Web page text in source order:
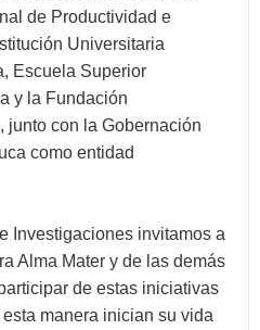
de Productividad e
Universitaria
Escuela Superior
y la Fundación
junto con la Gobernación
como entidad
Investigaciones invitamos a
Alma Mater y de las demás
de estas iniciativas
manera inician su vida